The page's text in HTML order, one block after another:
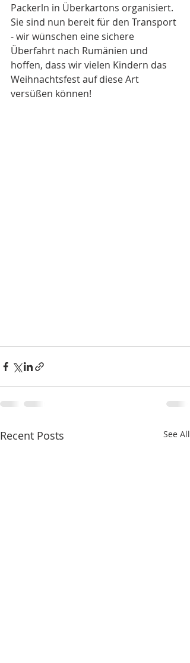
Packerln in Überkartons organisiert.
Sie sind nun bereit für den Transport
- wir wünschen eine sichere
Überfahrt nach Rumänien und
hoffen, dass wir vielen Kindern das
Weihnachtsfest auf diese Art
versüßen können!
Recent Posts See All